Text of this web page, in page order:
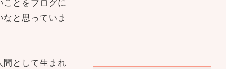
と思っていま
として生まれ